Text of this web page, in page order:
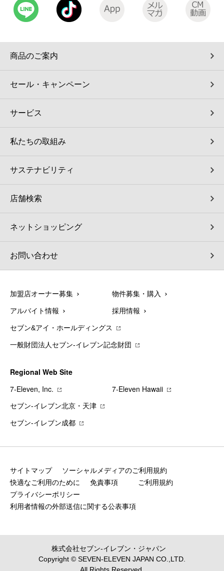
モバイルWi-Fiバッテリーシェアリング（店舗限定）
荷物預かりサービス「ecbocloakエクボクローク」（店舗限定）
パウダースペース ラブン（店舗限定）
ソフトバンクギフト
商品のご案内
セール・キャンペーン
サービス
私たちの取組み
サステナビリティ
店舗検索
ネットショッピング
お問い合わせ
加盟店オーナー募集 物件募集・購入
アルバイト情報 採用情報
セブン&アイ・ホールディングス
一般財団法人セブン-イレブン記念財団
Regional Web Site
7‐Eleven, Inc.
7‐Eleven Hawaii
セブン‐イレブン北京・天津
セブン‐イレブン成都
サイトマップ
ソーシャルメディアのご利用規約
快適なご利用のために
免責事項
ご利用規約
プライバシーポリシー
利用者情報の外部送信に関する公表事項
株式会社セブン‐イレブン・ジャパン
Copyright © SEVEN-ELEVEN JAPAN CO.,LTD.